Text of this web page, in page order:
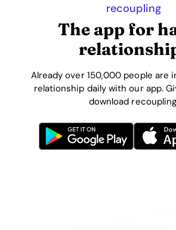
recoupling
The app for
Already over 150,000 people are
relationship daily with our app.
download